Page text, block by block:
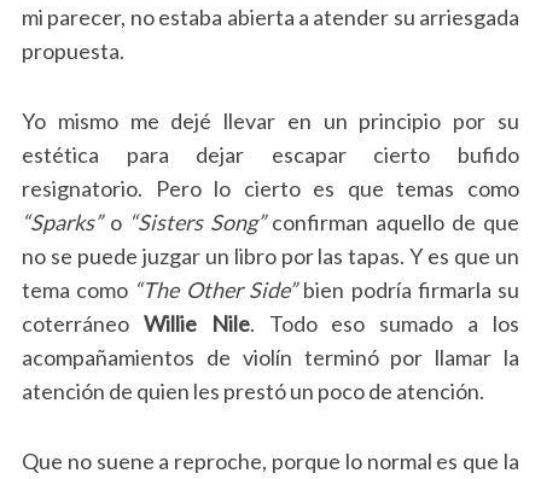
mi parecer, no estaba abierta a atender su arriesgada
propuesta.
Yo mismo me dejé llevar en un principio por su
estética para dejar escapar cierto bufido
resignatorio. Pero lo cierto es que temas como
“Sparks” o “Sisters Song”confirman aquello de que
no se puede juzgar un libro por las tapas. Y es que un
tema como “The Other Side”bien podría firmarla su
coterráneo Willie Nile. Todo eso sumado a los
acompañamientos de violín terminó por llamar la
atención de quien les prestó un poco de atención.
Que no suene a reproche, porque lo normal es que la